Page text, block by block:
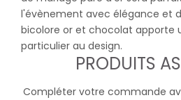
l'évènement avec élégance et
bicolore or et chocolat apporte
particulier au design.
PRODUITS
Compléter votre commande